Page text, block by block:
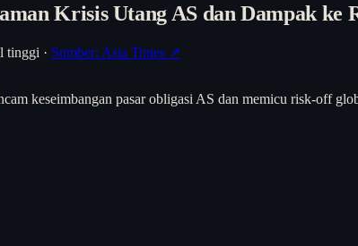
Krisis Utang AS dan Dampak ke
tinggi · Sumber: Asia Times ↗
keseimbangan pasar obligasi AS dan memicu risk-off